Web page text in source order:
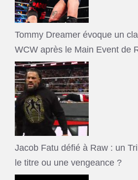
Tommy Dreamer évoque un
WCW après le Main Event de
Jacob Fatu défié à Raw : un
le titre ou une vengeance ?